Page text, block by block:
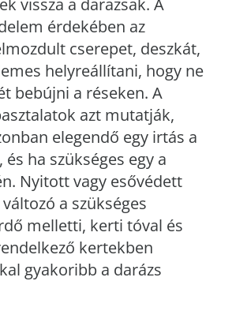
vissza a darazsak. A
érdekében az
cserepet, deszkát,
helyreállítani, hogy ne
bebújni a réseken. A
azt mutatják,
elegendő egy irtás a
és ha szükséges egy a
Nyitott vagy esővédett
a szükséges
melletti, kerti tóval és
kertekben
gyakoribb a darázs